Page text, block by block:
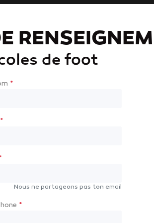
de foot
*
*
Nous ne partageons pas ton email
*